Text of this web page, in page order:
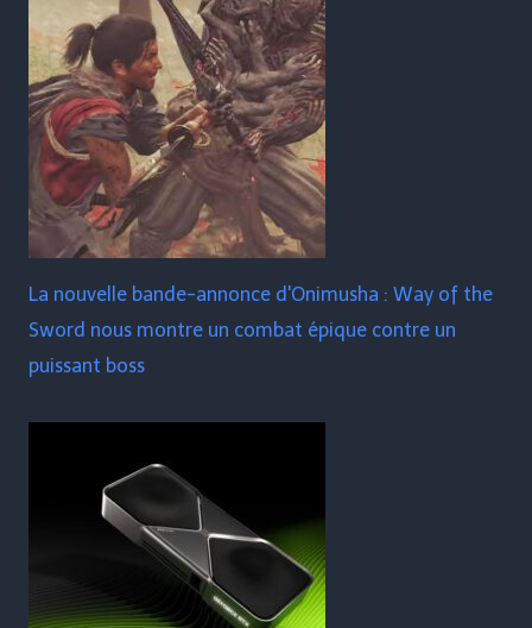
La nouvelle bande-annonce d'Onimusha : Way of the
Sword nous montre un combat épique contre un
puissant boss